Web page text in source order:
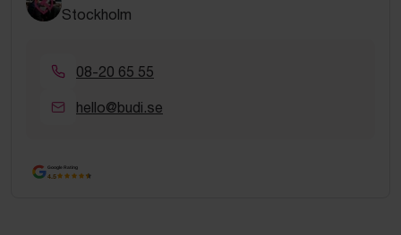
Stockholm
08-20 65 55
hello@budi.se
Google Rating
4.5